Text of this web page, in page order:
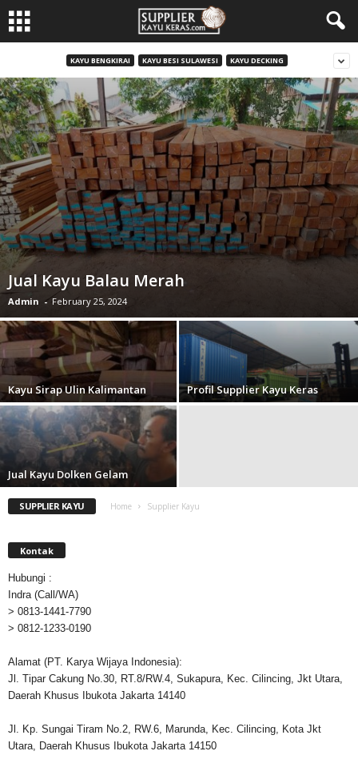
KAYU BENGKIRAI KAYU BESI SULAWESI KAYU DECKING
Jual Kayu Balau Merah
Admin - February 25, 2024
Kayu Sirap Ulin Kalimantan Profil Supplier Kayu Keras
Jual Kayu Dolken Gelam
SUPPLIER KAYU Home Supplier Kayu
Kontak
Hubungi :
Indra (Call/WA)
> 0813-1441-7790
> 0812-1233-0190
Alamat (PT. Karya Wijaya Indonesia):
Jl. Tipar Cakung No.30, RT.8/RW.4, Sukapura, Kec. Cilincing, Jkt Utara,
Daerah Khusus Ibukota Jakarta 14140
Jl. Kp. Sungai Tiram No.2, RW.6, Marunda, Kec. Cilincing, Kota Jkt
Utara, Daerah Khusus Ibukota Jakarta 14150